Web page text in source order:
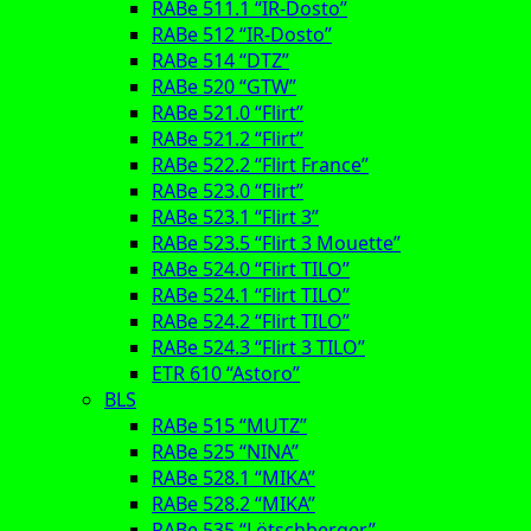
RABe 511.1 “IR-Dosto”
RABe 512 “IR-Dosto”
RABe 514 “DTZ”
RABe 520 “GTW”
RABe 521.0 “Flirt”
RABe 521.2 “Flirt”
RABe 522.2 “Flirt France”
RABe 523.0 “Flirt”
RABe 523.1 “Flirt 3”
RABe 523.5 “Flirt 3 Mouette”
RABe 524.0 “Flirt TILO”
RABe 524.1 “Flirt TILO”
RABe 524.2 “Flirt TILO”
RABe 524.3 “Flirt 3 TILO”
ETR 610 “Astoro”
BLS
RABe 515 “MUTZ”
RABe 525 “NINA”
RABe 528.1 “MIKA”
RABe 528.2 “MIKA”